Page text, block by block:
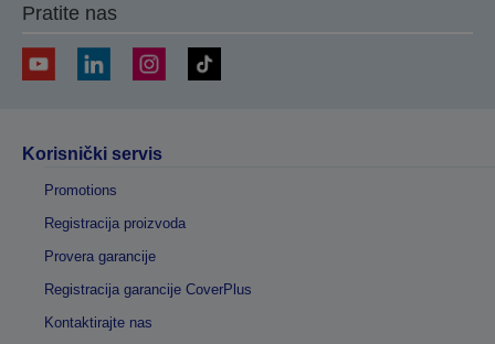
Pratite nas
Korisnički servis
Promotions
Registracija proizvoda
Provera garancije
Registracija garancije CoverPlus
Kontaktirajte nas